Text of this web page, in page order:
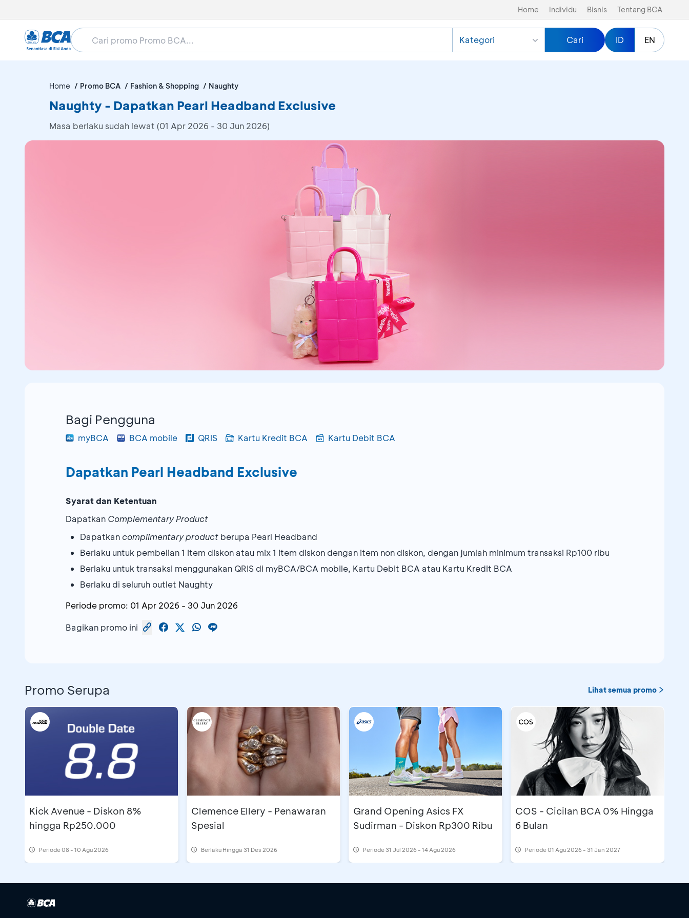
Home Individu Bisnis Tentang BCA
Kategori Cari ID EN
Home Promo BCA Fashion & Shopping Naughty
Naughty - Dapatkan Pearl Headband Exclusive
Masa berlaku sudah lewat (01 Apr 2026 - 30 Jun 2026)
Bagi Pengguna
myBCA BCA mobile QRIS Kartu Kredit BCA Kartu Debit BCA
Dapatkan Pearl Headband Exclusive
Syarat dan Ketentuan
Dapatkan Complementary Product
Dapatkan complimentary product berupa Pearl Headband
Berlaku untuk pembelian 1 item diskon atau mix 1 item diskon dengan item non diskon, dengan jumlah minimum transaksi Rp100 ribu
Berlaku untuk transaksi menggunakan QRIS di myBCA/BCA mobile, Kartu Debit BCA atau Kartu Kredit BCA
Berlaku di seluruh outlet Naughty
Periode promo: 01 Apr 2026 - 30 Jun 2026
Bagikan promo ini
Promo Serupa Lihat semua promo
Kick Avenue - Diskon 8%
hingga Rp250.000
Periode08 - 10 Agu 2026
Clemence Ellery - Penawaran
Spesial
Berlaku Hingga 31 Des 2026
Grand Opening Asics FX
Sudirman - Diskon Rp300 Ribu
Periode 31 Jul 2026 - 14 Agu 2026
COS - Cicilan BCA 0% Hingga
6 Bulan
Periode01 Agu 2026 - 31 Jan 2027